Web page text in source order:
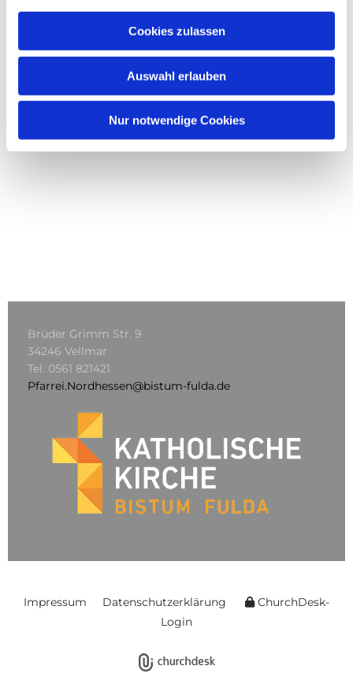
Cookies zulassen
Auswahl erlauben
Nur notwendige Cookies
Brüder Grimm Str. 9
34246 Vellmar
Tel. 0561 821421
Pfarrei.Nordhessen@bistum-fulda.de
Impressum Datenschutzerklärung
ChurchDesk-
Login